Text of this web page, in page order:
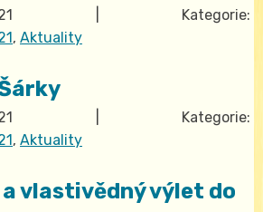
| Kategorie:
, Aktuality
| Kategorie:
, Aktuality
vlastivědný výlet do